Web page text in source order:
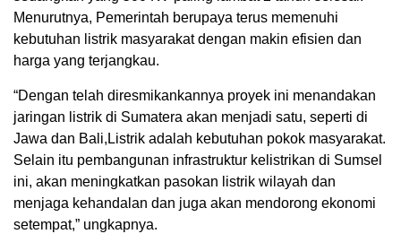
Menurutnya, Pemerintah berupaya terus memenuhi
kebutuhan listrik masyarakat dengan makin efisien dan
harga yang terjangkau.
“Dengan telah diresmikankannya proyek ini menandakan
jaringan listrik di Sumatera akan menjadi satu, seperti di
Jawa dan Bali,Listrik adalah kebutuhan pokok masyarakat.
Selain itu pembangunan infrastruktur kelistrikan di Sumsel
ini, akan meningkatkan pasokan listrik wilayah dan
menjaga kehandalan dan juga akan mendorong ekonomi
setempat,” ungkapnya.